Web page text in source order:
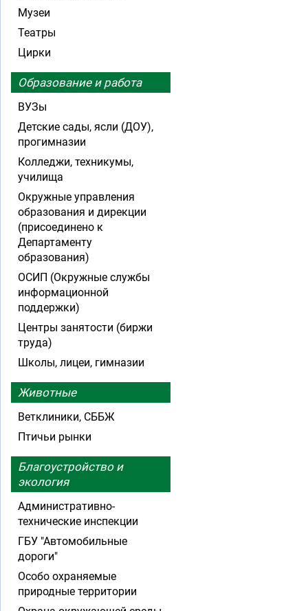
Музеи
Театры
Цирки
Образование и работа
ВУЗы
Детские сады, ясли (ДОУ),
прогимназии
Колледжи, техникумы,
училища
Окружные управления
образования и дирекции
(присоединено к
Департаменту
образования)
ОСИП (Окружные службы
информационной
поддержки)
Центры занятости (биржи
труда)
Школы, лицеи, гимназии
Животные
Ветклиники, СББЖ
Птичьи рынки
Благоустройство и
экология
Административно-
технические инспекции
ГБУ "Автомобильные
дороги"
Особо охраняемые
природные территории